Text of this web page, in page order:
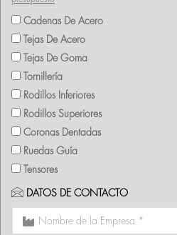
Cadenas De Acero
Tejas De Acero
Tejas De Goma
Tornillería
Rodillos Inferiores
Rodillos Superiores
Coronas Dentadas
Ruedas Guía
Tensores
DATOS DE CONTACTO